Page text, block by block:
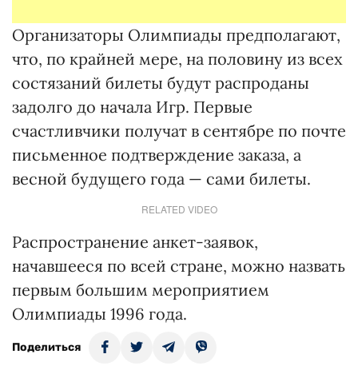
Организаторы Олимпиады предполагают,
что, по крайней мере, на половину из всех
состязаний билеты будут распроданы
задолго до начала Игр. Первые
счастливчики получат в сентябре по почте
письменное подтверждение заказа, а
весной будущего года — сами билеты.
RELATED VIDEO
Распространение анкет-заявок,
начавшееся по всей стране, можно назвать
первым большим мероприятием
Олимпиады 1996 года.
Поделиться